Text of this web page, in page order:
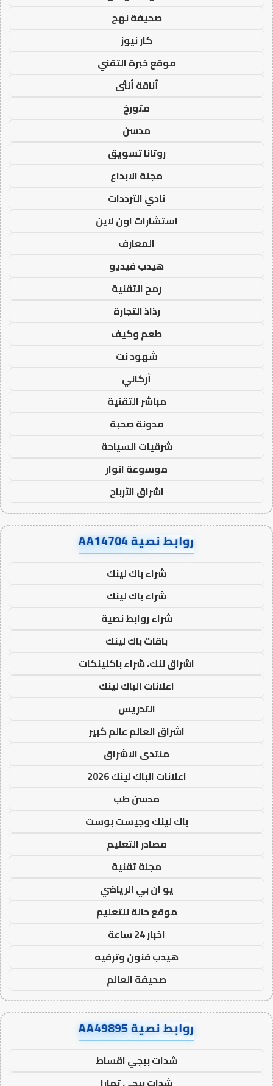
صحيفة نهج
كار نيوز
موقع خبرة التقني
أناقة أنثى
متورخ
مدسن
روتانا تسويق
مجلة الابداع
نادي الترددات
استشارات اون لاين
المعارف
هيدب فيديو
رمح التقنية
رذاذ التجارة
طعم وكيف
شهود نت
أركاني
مباشر التقنية
مدونة صحبة
شرقيات السياحة
موسوعة انوار
اشراق الأرباح
روابط نصية AA14704
شراء باك لينك
شراء باك لينك
شراء روابط نصية
باقات باك لينك
اشراق لنك، شراء باكلينكات
اعلانات الباك لينك
التدريس
اشراق العالم عالم كبير
منتدى الاشراق
اعلانات الباك لينك 2026
مدسن طب
باك لينك وجيست بوست
مصادر التعليم
مجلة تقنية
يو ان بي الرياضي
موقع حالة للتعليم
اخبار 24 ساعة
هيدب فنون وترفيه
صحيفة العالم
روابط نصية AA49895
شدات ببجي اقساط